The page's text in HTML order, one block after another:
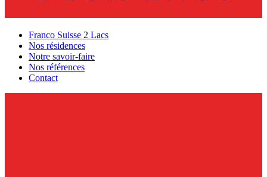
Franco Suisse 2 Lacs
Nos résidences
Notre savoir-faire
Nos références
Contact